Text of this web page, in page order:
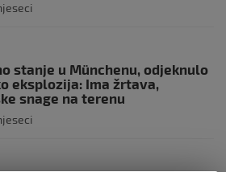
stanje u Münchenu, odjeknulo
eksplozija: Ima žrtava,
snage na terenu